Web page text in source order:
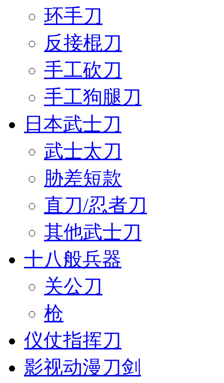
环手刀
反接棍刀
手工砍刀
手工狗腿刀
日本武士刀
武士太刀
胁差短款
直刀/忍者刀
其他武士刀
十八般兵器
关公刀
枪
仪仗指挥刀
影视动漫刀剑